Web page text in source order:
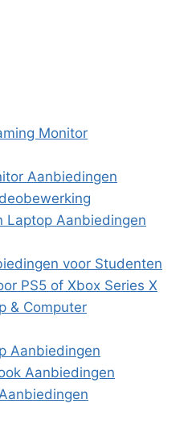
Monitor
Aanbiedingen
Laptop Aanbiedingen
voor Studenten
PS5 of Xbox Series X
& Computer
Aanbiedingen
Aanbiedingen